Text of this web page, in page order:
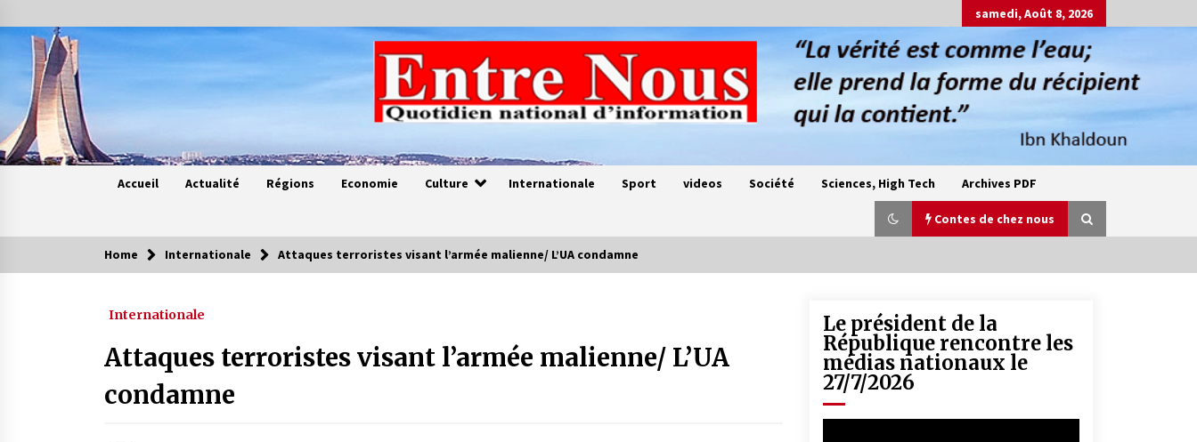
to
content
samedi, Août 8, 2026
Accueil Actualité Régions Economie Culture Internationale Sport videos Société Sciences, High Tech Archives PDF
Contes de chez nous
Contes de chez nous
4 ans ago
Oum el Gaïla / L’ogresse du M’zab
4 ans ago
Mythes et croyances / L’hospitalité
5 ans ago
Home Internationale Attaques terroristes visant l’armée malienne/ L’UA condamne
Internationale
Attaques terroristes visant l’armée malienne/ L’UA
condamne
Le président de la
République rencontre les
médias nationaux le
27/7/2026